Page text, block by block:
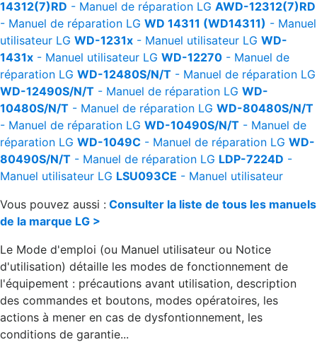
14312(7)RD - Manuel de réparation LG AWD-12312(7)RD
- Manuel de réparation LG WD 14311 (WD14311) - Manuel
utilisateur LG WD-1231x - Manuel utilisateur LG WD-
1431x - Manuel utilisateur LG WD-12270 - Manuel de
réparation LG WD-12480S/N/T - Manuel de réparation LG
WD-12490S/N/T - Manuel de réparation LG WD-
10480S/N/T - Manuel de réparation LG WD-80480S/N/T
- Manuel de réparation LG WD-10490S/N/T - Manuel de
réparation LG WD-1049C - Manuel de réparation LG WD-
80490S/N/T - Manuel de réparation LG LDP-7224D -
Manuel utilisateur LG LSU093CE - Manuel utilisateur
Vous pouvez aussi : Consulter la liste de tous les manuels
de la marque LG >
Le Mode d'emploi (ou Manuel utilisateur ou Notice
d'utilisation) détaille les modes de fonctionnement de
l'équipement : précautions avant utilisation, description
des commandes et boutons, modes opératoires, les
actions à mener en cas de dysfontionnement, les
conditions de garantie...